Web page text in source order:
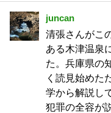
juncan
清張さんがこ
ある木津温泉
た。兵庫県の
く読見始めた
学から解説し
犯罪の全容が